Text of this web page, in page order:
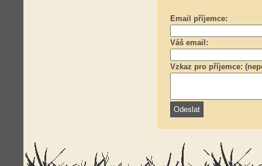
Email příjemce:
Váš email:
Vzkaz pro příjemce: